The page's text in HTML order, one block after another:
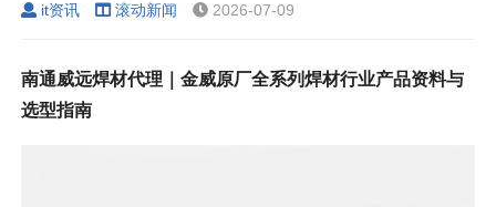
it资讯 滚动新闻 2026-07-09
南通威远焊材代理｜金威原厂全系列焊材行业产品资料与
选型指南